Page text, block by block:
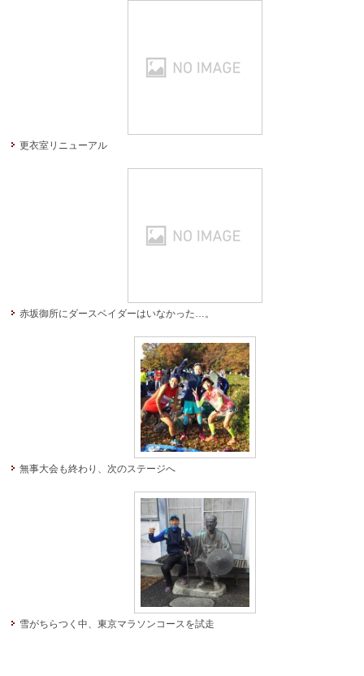
更衣室リニューアル
赤坂御所にダースベイダーはいなかった…。
無事大会も終わり、次のステージへ
雪がちらつく中、東京マラソンコースを試走